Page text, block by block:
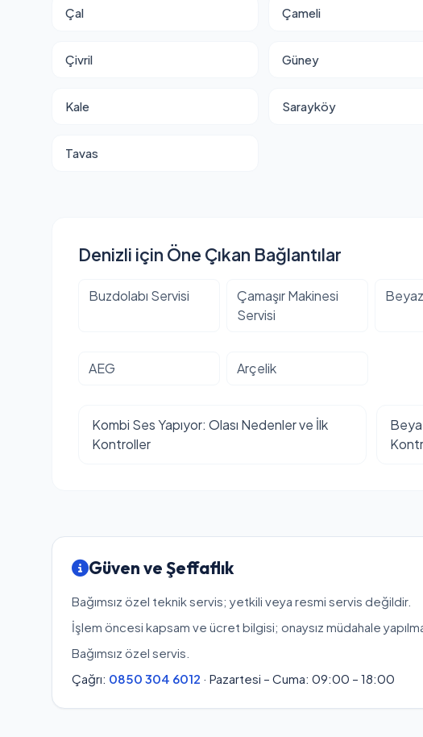
Çal Çameli
Çivril Güney
Kale Sarayköy
Tavas
Denizli için Öne Çıkan Bağlantılar
Buzdolabı Servisi
Çamaşır Makinesi
Servisi
AEG Arçelik
Kombi Ses Yapıyor: Olası Nedenler ve İlk
Kontroller
Güven ve Şeffaflık
Bağımsız özel teknik servis; yetkili veya resmi servis değildir.
İşlem öncesi kapsam ve ücret bilgisi; onaysız müdahale
Bağımsız özel servis.
Çağrı: 0850 304 6012 · Pazartesi – Cuma: 09:00 – 18:00